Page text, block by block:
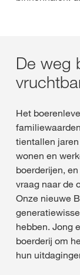
De weg
Het
tientallen
wonen en
boerderijen,
vraag naar de
Onze nieuwe
hebben. Jong
boerderij om
hun